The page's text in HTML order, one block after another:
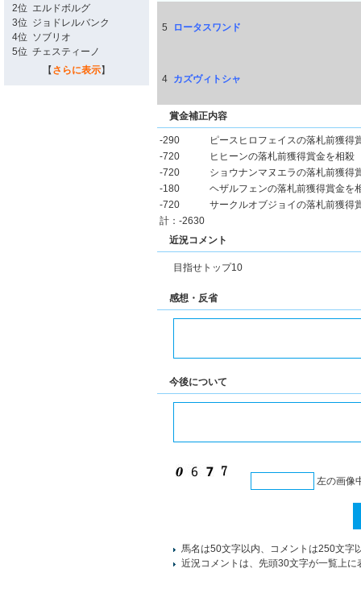
2位 エルドボルグ
3位 ジョドレルバンク
4位 ソブリオ
5位 チェスティーノ
【 さらに表示】
5 ロータスワンド
4 カズヴィトシャ
賞金補正内容
-290
ピースヒロフェイスの落札前獲得
-720
ヒヒーンの落札前獲得賞金を相殺
-720
ショウナンマヌエラの落札前獲得
-180
ヘザルフェンの落札前獲得賞金を
-720
サークルオブジョイの落札前獲得
計：-2630
近況コメント
目指せトップ10
感想・反省
今後について
左の画像
馬名は50文字以内、コメントは250文字
近況コメントは、先頭30文字が一覧上に